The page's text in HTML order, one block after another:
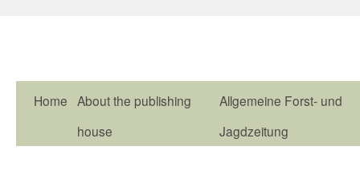
Home About the publishing
house
Allgemeine Forst- und
Jagdzeitung